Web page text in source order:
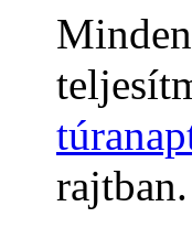
rajtban.